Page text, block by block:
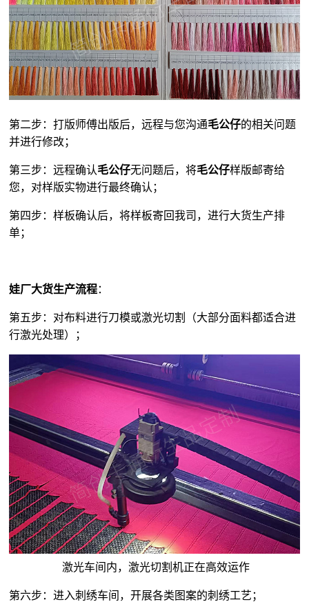
第二步：打版师傅出版后，远程与您沟通毛公仔的相关问题
并进行修改；
第三步：远程确认毛公仔无问题后，将毛公仔样版邮寄给
您，对样版实物进行最终确认；
第四步：样板确认后，将样板寄回我司，进行大货生产排
单；
娃厂大货生产流程：
第五步：对布料进行刀模或激光切割（大部分面料都适合进
行激光处理）；
激光车间内，激光切割机正在高效运作
第六步：进入刺绣车间，开展各类图案的刺绣工艺；